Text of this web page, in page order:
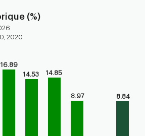
(%)
2020
performance of the fund
displaying values. Range: -5 to 20.
16.89
14.53
14.85
8.97 8.84